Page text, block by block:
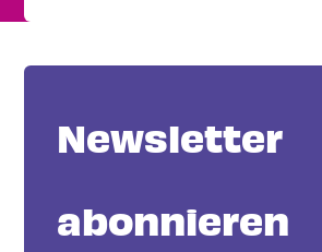
Newsletter
abonnieren